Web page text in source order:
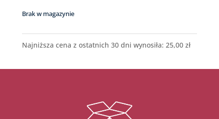
Brak w magazynie
Najniższa cena z ostatnich 30 dni wynosiła: 25,00 zł